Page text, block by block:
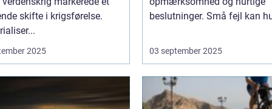
skifte i krigsførelse.
2025
beslutninger. Små fejl kan
03 september 2025